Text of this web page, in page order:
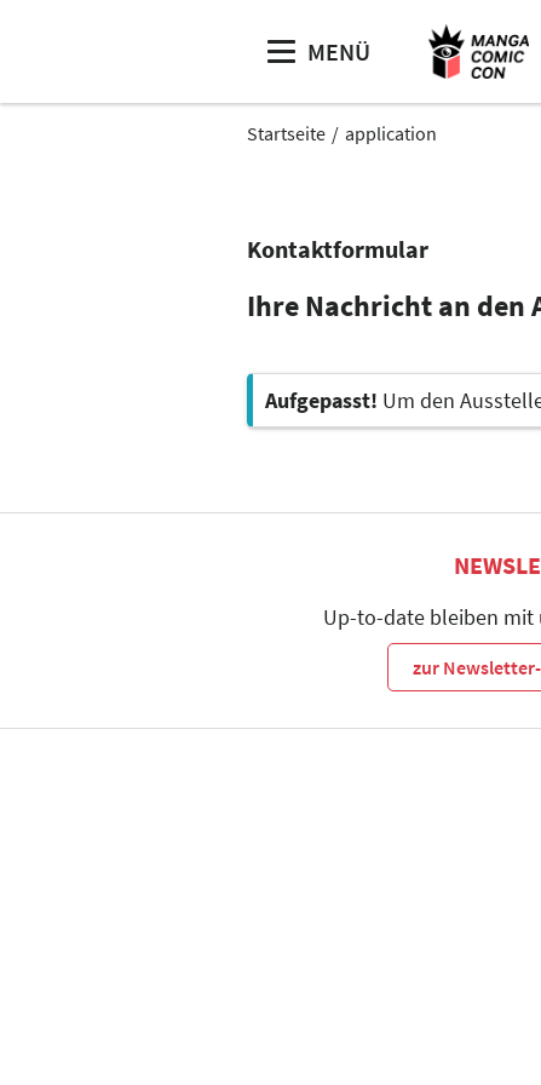
MENÜ
Startseite application
Kontaktformular
Ihre Nachricht an den
Aufgepasst! Um den
Up-to-date bleiben mit
zur